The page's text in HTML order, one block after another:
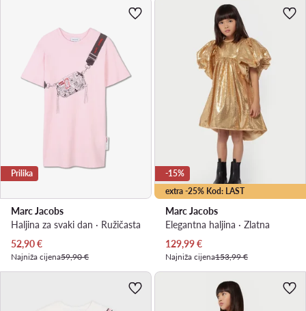
Prilika
Marc Jacobs
Haljina za svaki dan · Ružičasta
Trenutna cijena
52,90€
Najniža cijena59,90 €
extra -25% Kod: LAST
-15%
Marc Jacobs
Elegantna haljina · Zlatna
Trenutna cijena
129,99€
Najniža cijena153,99 €